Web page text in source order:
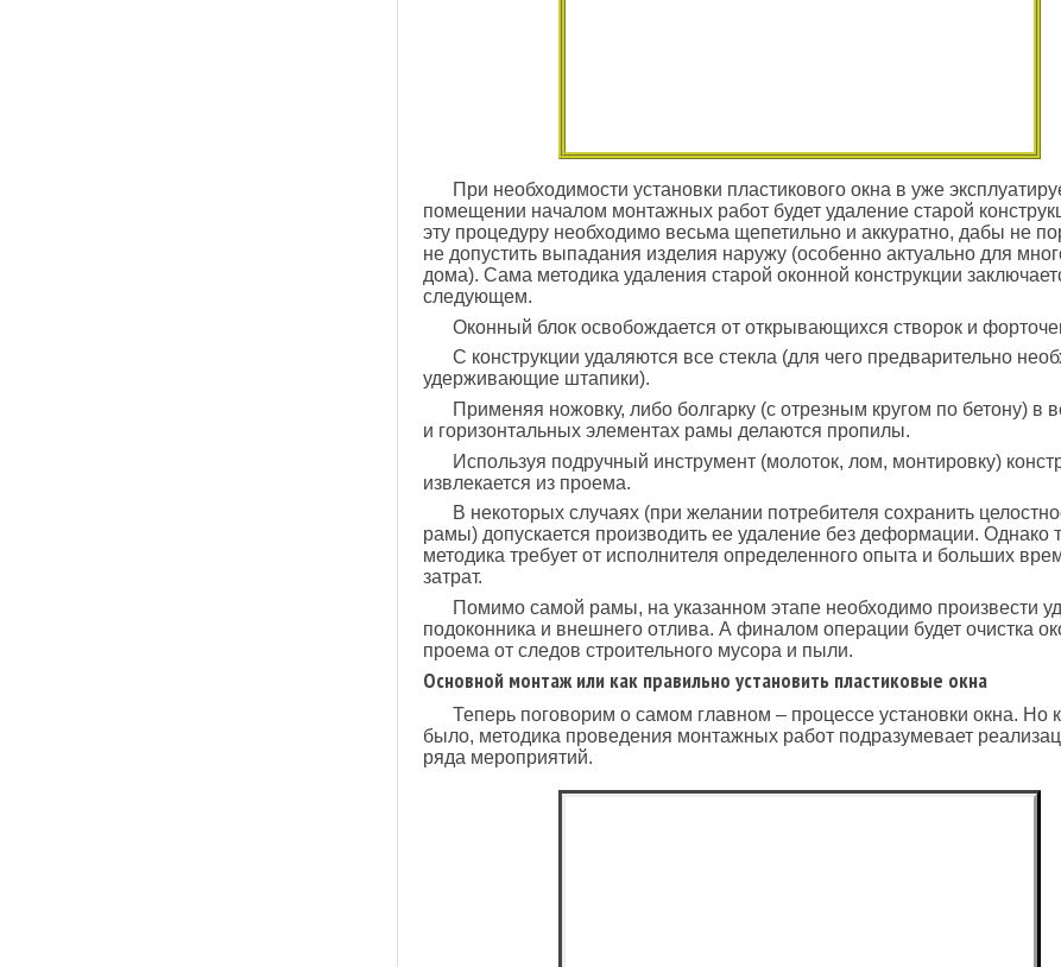
При необходимости установки пластикового окна в уже
помещении началом монтажных работ будет удаление старой
эту процедуру необходимо весьма щепетильно и аккуратно, дабы не
не допустить выпадания изделия наружу (особенно актуально для
дома). Сама методика удаления старой оконной конструкции
следующем.
Оконный блок освобождается от открывающихся створок и
С конструкции удаляются все стекла (для чего предварительно
удерживающие штапики).
Применяя ножовку, либо болгарку (с отрезным кругом по бетону) в
и горизонтальных элементах рамы делаются пропилы.
Используя подручный инструмент (молоток, лом, монтировку)
извлекается из проема.
В некоторых случаях (при желании потребителя сохранить
рамы) допускается производить ее удаление без деформации. Однако
методика требует от исполнителя определенного опыта и больших
затрат.
Помимо самой рамы, на указанном этапе необходимо произвести
подоконника и внешнего отлива. А финалом операции будет очистка
проема от следов строительного мусора и пыли.
Основной монтаж или как правильно установить пластиковые окна
Теперь поговорим о самом главном – процессе установки окна. Но
было, методика проведения монтажных работ подразумевает
ряда мероприятий.